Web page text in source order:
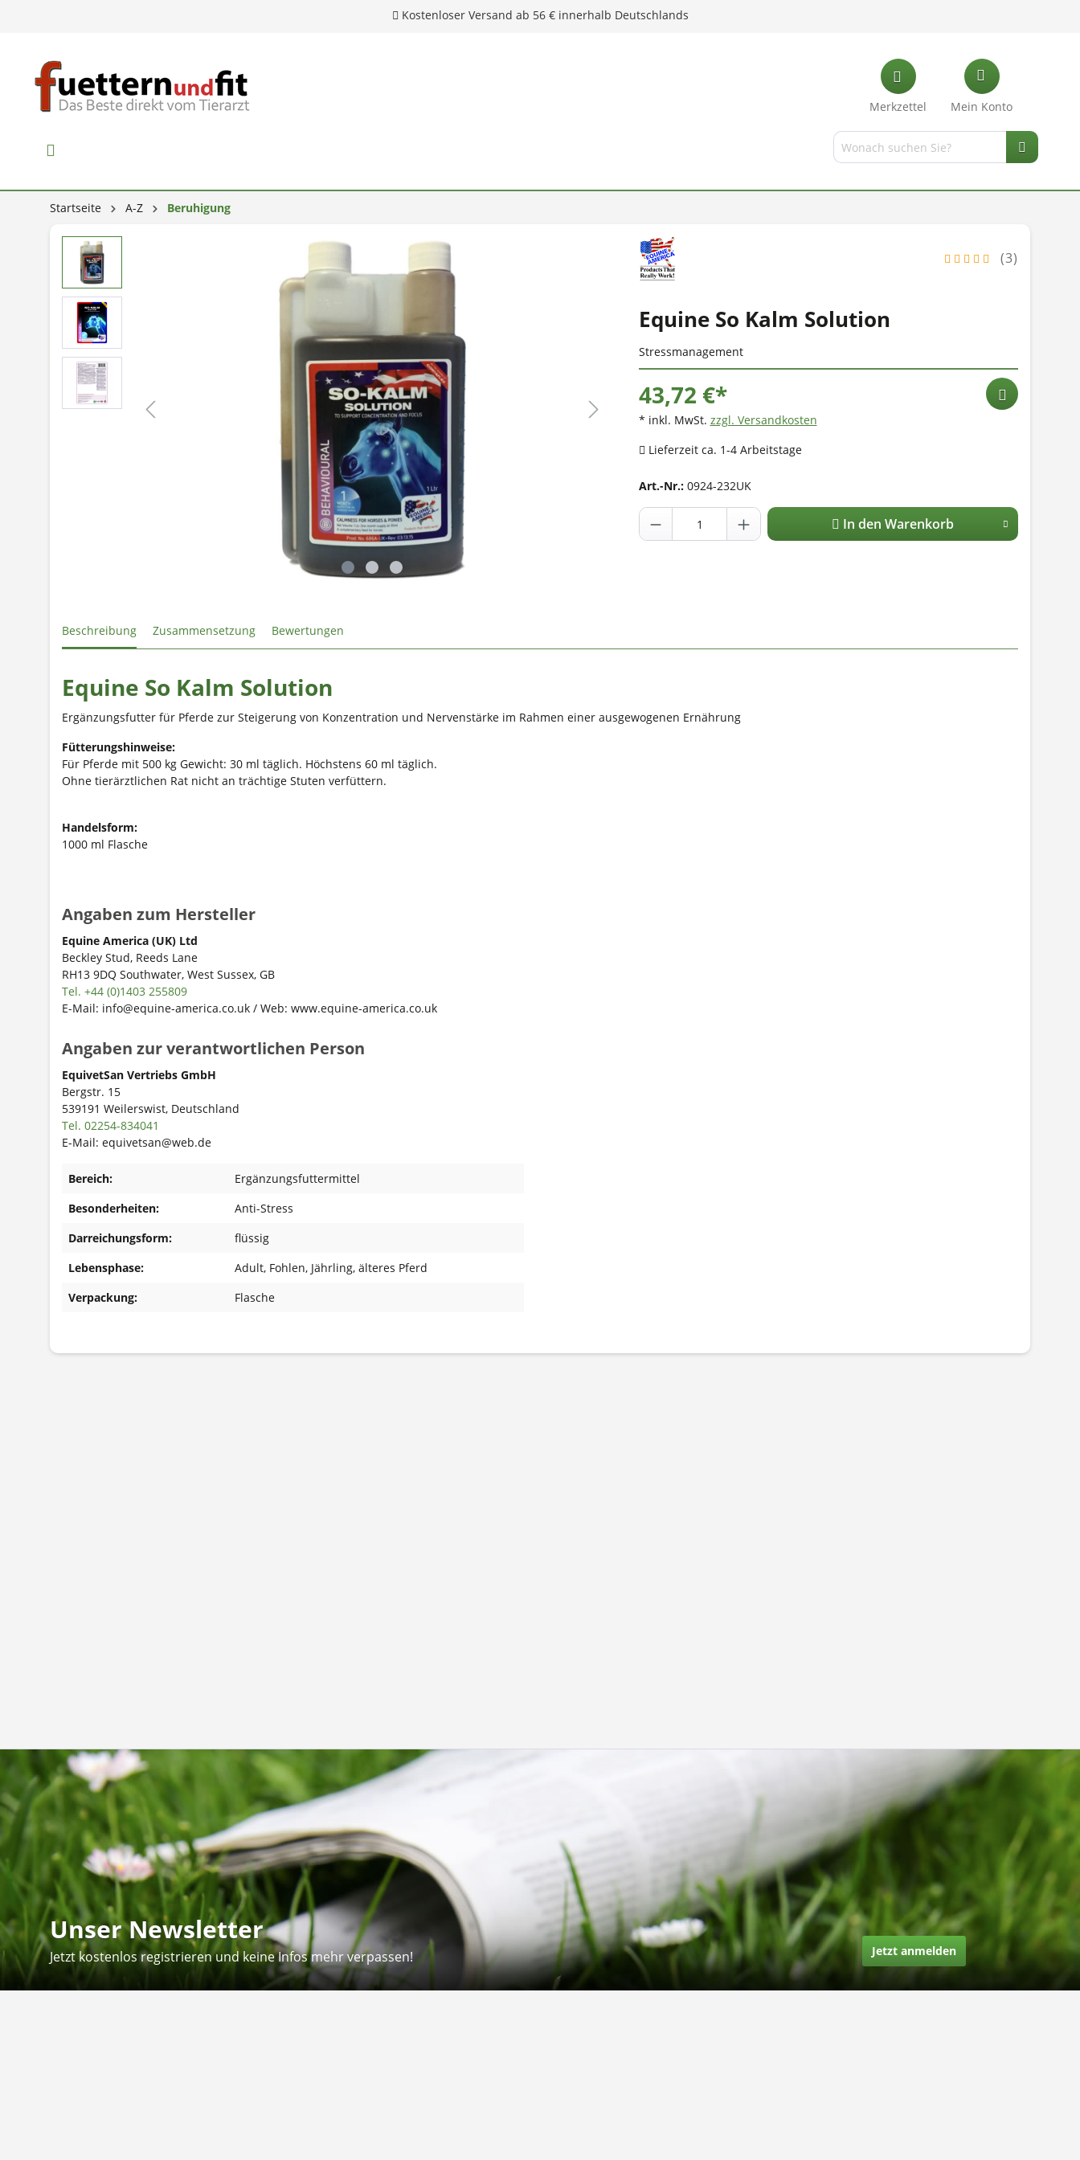
Merkzettel Mein Konto
Startseite A-Z Beruhigung
(3)
Equine So Kalm Solution
Stressmanagement
43,72 €*
* inkl. MwSt. zzgl. Versandkosten
Lieferzeit ca. 1-4 Arbeitstage
Art.-Nr.: 0924-232UK
In den Warenkorb
Beschreibung Zusammensetzung Bewertungen
Equine So Kalm Solution
Ergänzungsfutter für Pferde zur Steigerung von Konzentration und Nervenstärke im Rahmen einer ausgewogenen Ernährung
Fütterungshinweise:
Für Pferde mit 500 kg Gewicht: 30 ml täglich. Höchstens 60 ml täglich.
Ohne tierärztlichen Rat nicht an trächtige Stuten verfüttern.
Handelsform:
1000 ml Flasche
Angaben zum Hersteller
Equine America (UK) Ltd
Beckley Stud, Reeds Lane
RH13 9DQ Southwater, West Sussex, GB
Tel. +44 (0)1403 255809
E-Mail: info@equine-america.co.uk / Web: www.equine-america.co.uk
Angaben zur verantwortlichen Person
EquivetSan Vertriebs GmbH
Bergstr. 15
539191 Weilerswist, Deutschland
Tel. 02254-834041
E-Mail: equivetsan@web.de
Bereich:
Ergänzungsfuttermittel
Besonderheiten:
Anti-Stress
Darreichungsform:
flüssig
Lebensphase:
Adult, Fohlen, Jährling, älteres Pferd
Verpackung:
Flasche
Unser Newsletter
Jetzt kostenlos registrieren und keine Infos mehr verpassen! Jetzt anmelden